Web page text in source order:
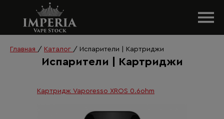
Главная / Каталог / Испарители | Картриджи
Испарители | Картриджи
Картридж Vaporesso XROS 0.6ohm